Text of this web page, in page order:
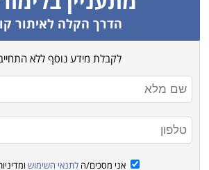
כיום ברור כבר כי מנהל איננו רק
המקצועיים הנדרשים בענף בו הוא
נדרש ממנו (כמו גם בקיאות ביסודות
שונים), אך גם איש מקצוע מומחה לא
מוצלח. מאיש מקצוע זה נדרש לדעת
הארגון בו הוא פועל, איך לרתום את כל
בו לחיזוק הפעילות, להירתמות למטרה,
כל יכולותיהם, כשרונם ומרצם כדי לסייע
ישנם יסודות ניהוליים שונים אשר
הדרך הקלה לאיתור
לקבלת מידע נוסף ללא
אני מסכים/ה לתנאי השימוש